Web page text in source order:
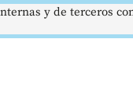
y de terceros